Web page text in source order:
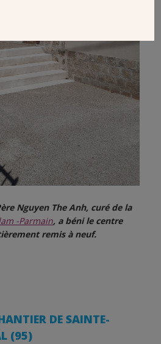
Nguyen The Anh, curé de la
-Parmain, a béni le centre
remis à neuf.
DE SAINTE-
(95)